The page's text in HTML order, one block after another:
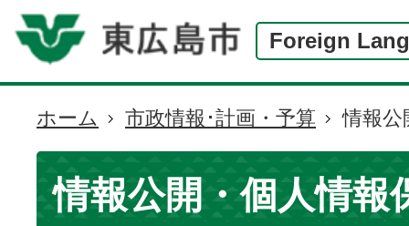
Foreign
現
在
の
位
ホーム 市政情報･計画・予算 情報公
情報公開・個人情報